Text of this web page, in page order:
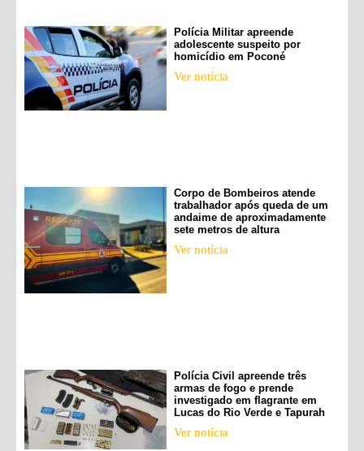
Polícia Militar apreende
adolescente suspeito por
homicídio em Poconé
Ver notícia
Corpo de Bombeiros atende
trabalhador após queda de um
andaime de aproximadamente
sete metros de altura
Ver notícia
Polícia Civil apreende três
armas de fogo e prende
investigado em flagrante em
Lucas do Rio Verde e Tapurah
Ver notícia